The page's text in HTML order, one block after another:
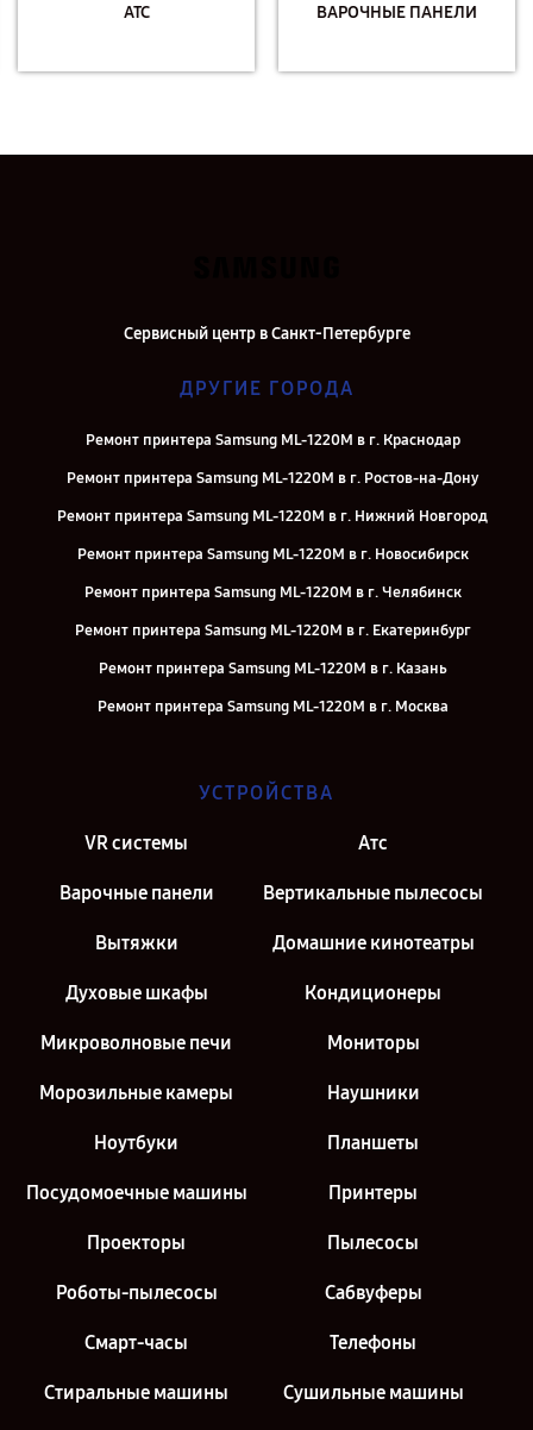
АТС ВАРОЧНЫЕ ПАНЕЛИ
Сервисный центр в Санкт-Петербурге
ДРУГИЕ ГОРОДА
Ремонт принтера Samsung ML-1220M в г. Краснодар
Ремонт принтера Samsung ML-1220M в г. Ростов-на-Дону
Ремонт принтера Samsung ML-1220M в г. Нижний Новгород
Ремонт принтера Samsung ML-1220M в г. Новосибирск
Ремонт принтера Samsung ML-1220M в г. Челябинск
Ремонт принтера Samsung ML-1220M в г. Екатеринбург
Ремонт принтера Samsung ML-1220M в г. Казань
Ремонт принтера Samsung ML-1220M в г. Москва
УСТРОЙСТВА
VR системы Атс
Варочные панели Вертикальные пылесосы
Вытяжки Домашние кинотеатры
Духовые шкафы Кондиционеры
Микроволновые печи Мониторы
Морозильные камеры Наушники
Ноутбуки Планшеты
Посудомоечные машины Принтеры
Проекторы Пылесосы
Роботы-пылесосы Сабвуферы
Смарт-часы Телефоны
Стиральные машины Сушильные машины